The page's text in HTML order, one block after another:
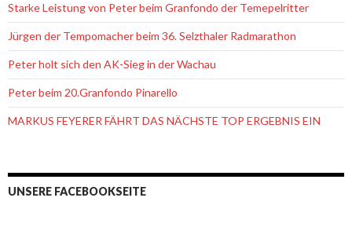
Starke Leistung von Peter beim Granfondo der Temepelritter
Jürgen der Tempomacher beim 36. Selzthaler Radmarathon
Peter holt sich den AK-Sieg in der Wachau
Peter beim 20.Granfondo Pinarello
MARKUS FEYERER FÄHRT DAS NÄCHSTE TOP ERGEBNIS EIN
UNSERE FACEBOOKSEITE